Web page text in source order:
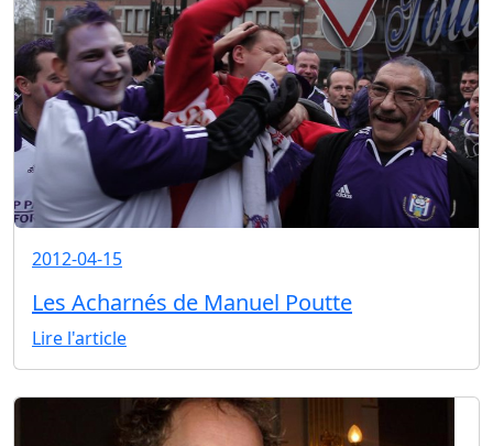
2012-04-15
Les Acharnés de Manuel Poutte
Lire l'article